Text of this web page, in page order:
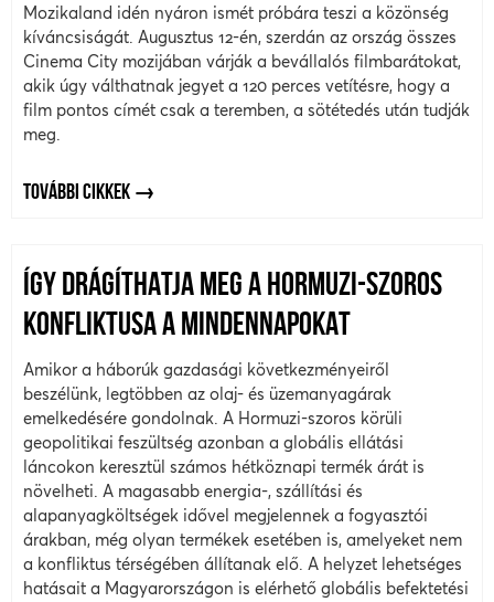
Mozikaland idén nyáron ismét próbára teszi a közönség
kíváncsiságát. Augusztus 12-én, szerdán az ország összes
Cinema City mozijában várják a bevállalós filmbarátokat,
akik úgy válthatnak jegyet a 120 perces vetítésre, hogy a
film pontos címét csak a teremben, a sötétedés után tudják
meg.
TOVÁBBI CIKKEK
ÍGY DRÁGÍTHATJA MEG A HORMUZI-SZOROS
KONFLIKTUSA A MINDENNAPOKAT
Amikor a háborúk gazdasági következményeiről
beszélünk, legtöbben az olaj- és üzemanyagárak
emelkedésére gondolnak. A Hormuzi-szoros körüli
geopolitikai feszültség azonban a globális ellátási
láncokon keresztül számos hétköznapi termék árát is
növelheti. A magasabb energia-, szállítási és
alapanyagköltségek idővel megjelennek a fogyasztói
árakban, még olyan termékek esetében is, amelyeket nem
a konfliktus térségében állítanak elő. A helyzet lehetséges
hatásait a Magyarországon is elérhető globális befektetési